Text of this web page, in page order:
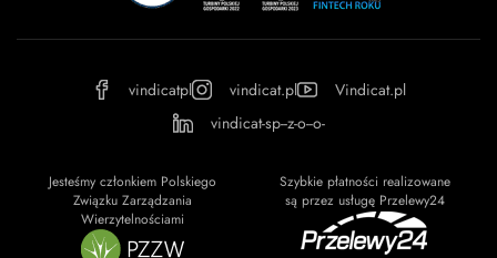
vindicatpl vindicat.pl
Vindicat.pl
vindicat-sp--z-o--o-
Jesteśmy członkiem Polskiego
Związku Zarządzania
Wierzytelnościami
Szybkie płatności realizowane
są przez usługę Przelewy24